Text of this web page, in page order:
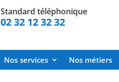
Standard téléphonique
02 32 12 32 32
Nos services Nos métiers